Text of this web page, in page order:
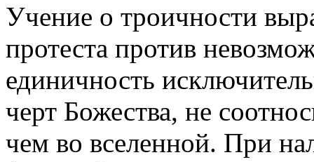
Учение о троичности
протеста против
единичность
черт Божества, не
чем во вселенной. При